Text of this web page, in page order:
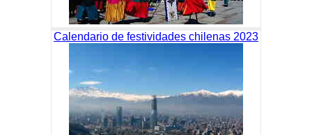
Calendario de festividades chilenas 2023